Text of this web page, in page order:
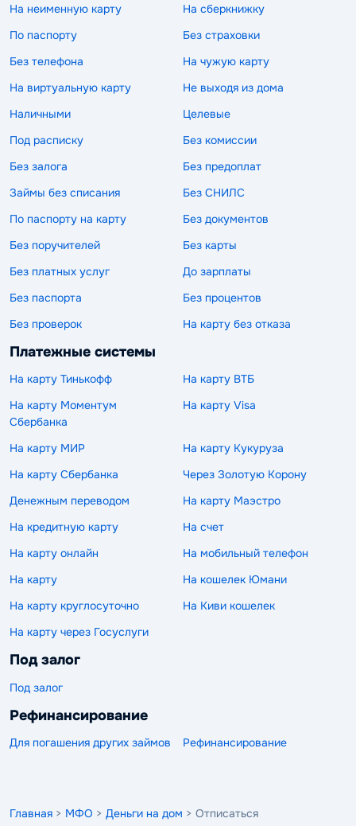
На неименную карту
На сберкнижку
По паспорту
Без страховки
Без телефона
На чужую карту
На виртуальную карту
Не выходя из дома
Наличными
Целевые
Под расписку
Без комиссии
Без залога
Без предоплат
Займы без списания
Без СНИЛС
По паспорту на карту
Без документов
Без поручителей
Без карты
Без платных услуг
До зарплаты
Без паспорта
Без процентов
Без проверок
На карту без отказа
Платежные системы
На карту Тинькофф
На карту ВТБ
На карту Моментум
Сбербанка
На карту Visa
На карту МИР
На карту Кукуруза
На карту Сбербанка
Через Золотую Корону
Денежным переводом
На карту Маэстро
На кредитную карту
На счет
На карту онлайн
На мобильный телефон
На карту
На кошелек Юмани
На карту круглосуточно
На Киви кошелек
На карту через Госуслуги
Под залог
Под залог
Рефинансирование
Для погашения других займов Рефинансирование
Главная > МФО > Деньги на дом > Отписаться